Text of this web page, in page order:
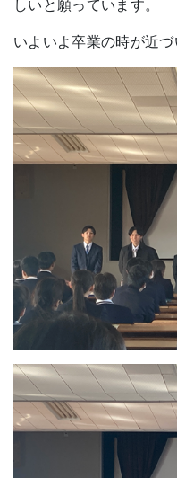
しいと願っています。
いよいよ卒業の時が近づ